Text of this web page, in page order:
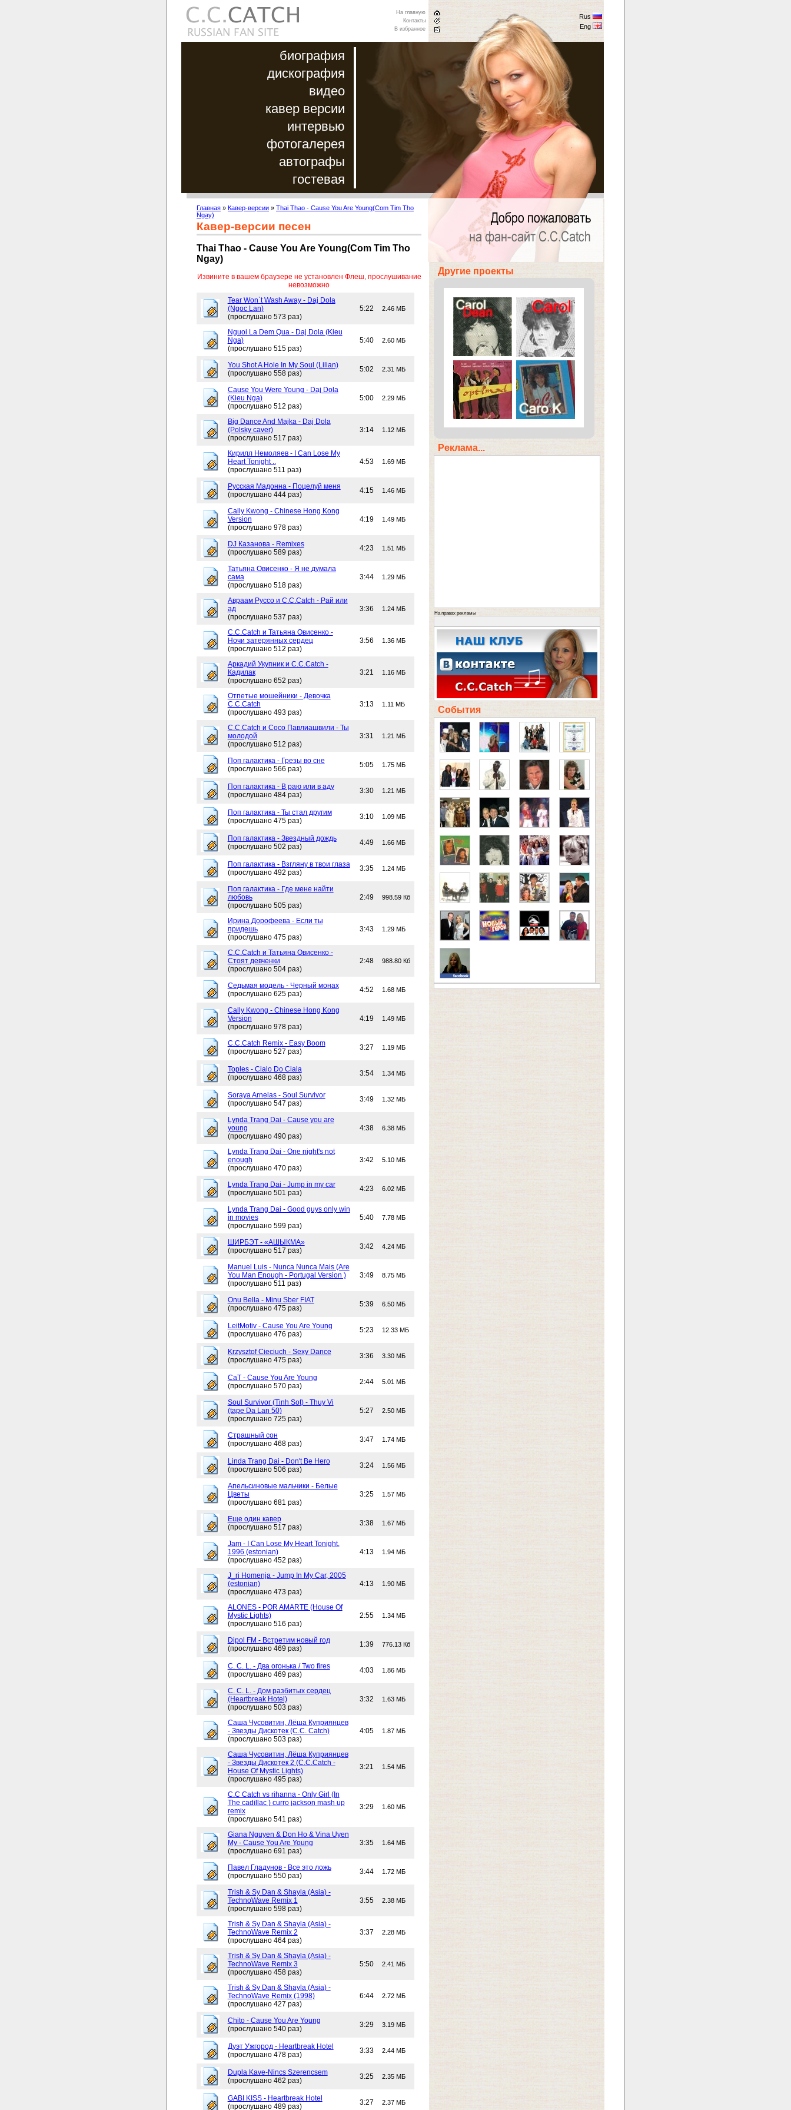
биография
дискография
видео
кавер версии
интервью
фотогалерея
автографы
гостевая
На главную
Контакты
В избранное
Rus
Eng
Главная » Кавер-версии » Thai Thao - Cause You Are Young(Com Tim Tho
Ngay)
Кавер-версии песен
Thai Thao - Cause You Are Young(Com Tim Tho
Ngay)
Извините в вашем браузере не установлен Флеш, прослушивание
невозможно
Tear Won`t Wash Away - Daj Dola
(Ngoc Lan)
(прослушано 573 раз)
5:22 2.46 МБ
Nguoi La Dem Qua - Daj Dola (Kieu
Nga)
(прослушано 515 раз)
5:40 2.60 МБ
You Shot A Hole In My Soul (Lilian)
(прослушано 558 раз)
5:02 2.31 МБ
Cause You Were Young - Daj Dola
(Kieu Nga)
(прослушано 512 раз)
5:00 2.29 МБ
Big Dance And Majka - Daj Dola
(Polsky caver)
(прослушано 517 раз)
3:14 1.12 МБ
Кирилл Немоляев - I Can Lose My
Heart Tonight ..
(прослушано 511 раз)
4:53 1.69 МБ
Русская Мадонна - Поцелуй меня
(прослушано 444 раз)
4:15 1.46 МБ
Cally Kwong - Chinese Hong Kong
Version
(прослушано 978 раз)
4:19 1.49 МБ
DJ Казанова - Remixes
(прослушано 589 раз)
4:23 1.51 МБ
Татьяна Овисенко - Я не думала
сама
(прослушано 518 раз)
3:44 1.29 МБ
Авраам Руссо и C.C.Catch - Рай или
ад
(прослушано 537 раз)
3:36 1.24 МБ
C.C.Catch и Татьяна Овисенко -
Ночи затерянных сердец
(прослушано 512 раз)
3:56 1.36 МБ
Аркадий Укупник и C.C.Catch -
Кадилак
(прослушано 652 раз)
3:21 1.16 МБ
Отпетые мошейники - Девочка
C.C.Catch
(прослушано 493 раз)
3:13 1.11 МБ
C.C.Catch и Сосо Павлиашвили - Ты
молодой
(прослушано 512 раз)
3:31 1.21 МБ
Поп галактика - Грезы во сне
(прослушано 566 раз)
5:05 1.75 МБ
Поп галактика - В раю или в аду
(прослушано 484 раз)
3:30 1.21 МБ
Поп галактика - Ты стал другим
(прослушано 475 раз)
3:10 1.09 МБ
Поп галактика - Звездный дождь
(прослушано 502 раз)
4:49 1.66 МБ
Поп галактика - Взгляну в твои глаза
(прослушано 492 раз)
3:35 1.24 МБ
Поп галактика - Где мене найти
любовь
(прослушано 505 раз)
2:49 998.59 Кб
Ирина Дорофеева - Если ты
придешь
(прослушано 475 раз)
3:43 1.29 МБ
C.C.Catch и Татьяна Овисенко -
Стоят девченки
(прослушано 504 раз)
2:48 988.80 Кб
Седьмая модель - Черный монах
(прослушано 625 раз)
4:52 1.68 МБ
Cally Kwong - Chinese Hong Kong
Version
(прослушано 978 раз)
4:19 1.49 МБ
C.C.Catch Remix - Easy Boom
(прослушано 527 раз)
3:27 1.19 МБ
Toples - Cialo Do Ciala
(прослушано 468 раз)
3:54 1.34 МБ
Soraya Arnelas - Soul Survivor
(прослушано 547 раз)
3:49 1.32 МБ
Lynda Trang Dai - Cause you are
young
(прослушано 490 раз)
4:38 6.38 МБ
Lynda Trang Dai - One night's not
enough
(прослушано 470 раз)
3:42 5.10 МБ
Lynda Trang Dai - Jump in my car
(прослушано 501 раз)
4:23 6.02 МБ
Lynda Trang Dai - Good guys only win
in movies
(прослушано 599 раз)
5:40 7.78 МБ
ШИРБЭТ - «АШЫКМА»
(прослушано 517 раз)
3:42 4.24 МБ
Manuel Luis - Nunca Nunca Mais (Are
You Man Enough - Portugal Version )
(прослушано 511 раз)
3:49 8.75 МБ
Onu Bella - Minu Sber FIAT
(прослушано 475 раз)
5:39 6.50 МБ
LeitMotiv - Cause You Are Young
(прослушано 476 раз)
5:23 12.33 МБ
Krzysztof Cieciuch - Sexy Dance
(прослушано 475 раз)
3:36 3.30 МБ
CaT - Cause You Are Young
(прослушано 570 раз)
2:44 5.01 МБ
Soul Survivor (Tinh Sot) - Thuy Vi
(tape Da Lan 50)
(прослушано 725 раз)
5:27 2.50 МБ
Страшный сон
(прослушано 468 раз)
3:47 1.74 МБ
Linda Trang Dai - Don't Be Hero
(прослушано 506 раз)
3:24 1.56 МБ
Апельсиновые мальчики - Белые
Цветы
(прослушано 681 раз)
3:25 1.57 МБ
Еще один кавер
(прослушано 517 раз)
3:38 1.67 МБ
Jam - I Can Lose My Heart Tonight,
1996 (estonian)
(прослушано 452 раз)
4:13 1.94 МБ
J_ri Homenja - Jump In My Car, 2005
(estonian)
(прослушано 473 раз)
4:13 1.90 МБ
ALONES - POR AMARTE (House Of
Mystic Lights)
(прослушано 516 раз)
2:55 1.34 МБ
Dipol FM - Встретим новый год
(прослушано 469 раз)
1:39 776.13 Кб
C. C. L. - Два огонька / Two fires
(прослушано 469 раз)
4:03 1.86 МБ
C. C. L. - Дом разбитых сердец
(Heartbreak Hotel)
(прослушано 503 раз)
3:32 1.63 МБ
Саша Чусовитин, Лёша Куприянцев
- Звезды Дискотек (C.C. Catch)
(прослушано 503 раз)
4:05 1.87 МБ
Саша Чусовитин, Лёша Куприянцев
- Звезды Дискотек 2 (C.C.Catch -
House Of Mystic Lights)
(прослушано 495 раз)
3:21 1.54 МБ
C.C Catch vs rihanna - Only Girl (In
The cadillac ) curro jackson mash up
remix
(прослушано 541 раз)
3:29 1.60 МБ
Giana Nguyen & Don Ho & Vina Uyen
My - Cause You Are Young
(прослушано 691 раз)
3:35 1.64 МБ
Павел Гладунов - Все это ложь
(прослушано 550 раз)
3:44 1.72 МБ
Trish & Sy Dan & Shayla (Asia) -
TechnoWave Remix 1
(прослушано 598 раз)
3:55 2.38 МБ
Trish & Sy Dan & Shayla (Asia) -
TechnoWave Remix 2
(прослушано 464 раз)
3:37 2.28 МБ
Trish & Sy Dan & Shayla (Asia) -
TechnoWave Remix 3
(прослушано 458 раз)
5:50 2.41 МБ
Trish & Sy Dan & Shayla (Asia) -
TechnoWave Remix (1998)
(прослушано 427 раз)
6:44 2.72 МБ
Chito - Cause You Are Young
(прослушано 540 раз)
3:29 3.19 МБ
Дуэт Ужгород - Heartbreak Hotel
(прослушано 478 раз)
3:33 2.44 МБ
Dupla Kave-Nincs Szerencsem
(прослушано 462 раз)
3:25 2.35 МБ
GABI KISS - Heartbreak Hotel
(прослушано 489 раз)
3:27 2.37 МБ
Другие проекты
Реклама...
На правах рекламы
События